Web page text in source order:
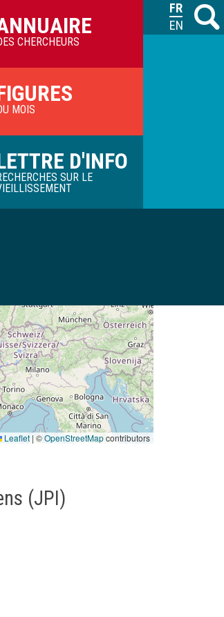
M
CHERCHEURS
MOIS
D'INFO
SUR LE
Leaflet | ©OpenStreetMapcontributors
(JPI)
FRANÇAIS
ENGLISH